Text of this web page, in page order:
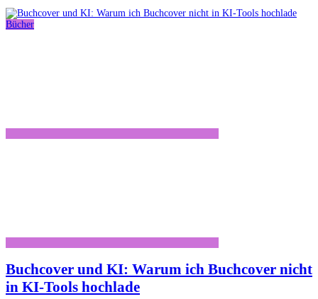
Bücher
Buchcover und KI: Warum ich Buchcover nicht
in KI-Tools hochlade